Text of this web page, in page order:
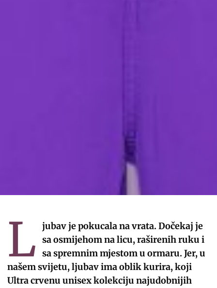
L
jubav je pokucala na vrata. Dočekaj je
sa osmijehom na licu, raširenih ruku i
sa spremnim mjestom u ormaru. Jer, u
našem svijetu, ljubav ima oblik kurira, koji
Ultra crvenu unisex kolekciju najudobnijih